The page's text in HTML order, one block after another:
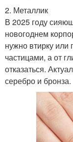
2. Металлик
В 2025 году
новогоднем
нужно втирку или
частицами, а от
отказаться.
серебро и бронза.